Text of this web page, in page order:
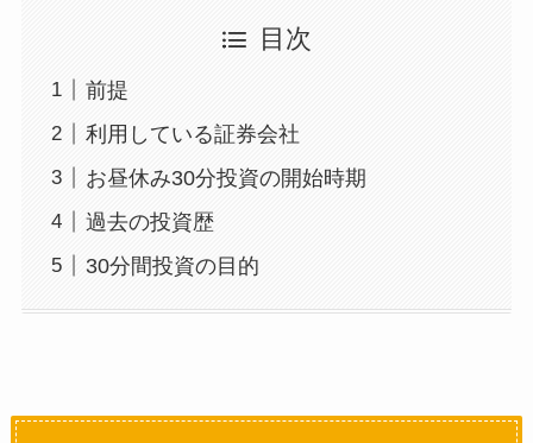
目次
前提
利用している証券会社
お昼休み30分投資の開始時期
過去の投資歴
30分間投資の目的